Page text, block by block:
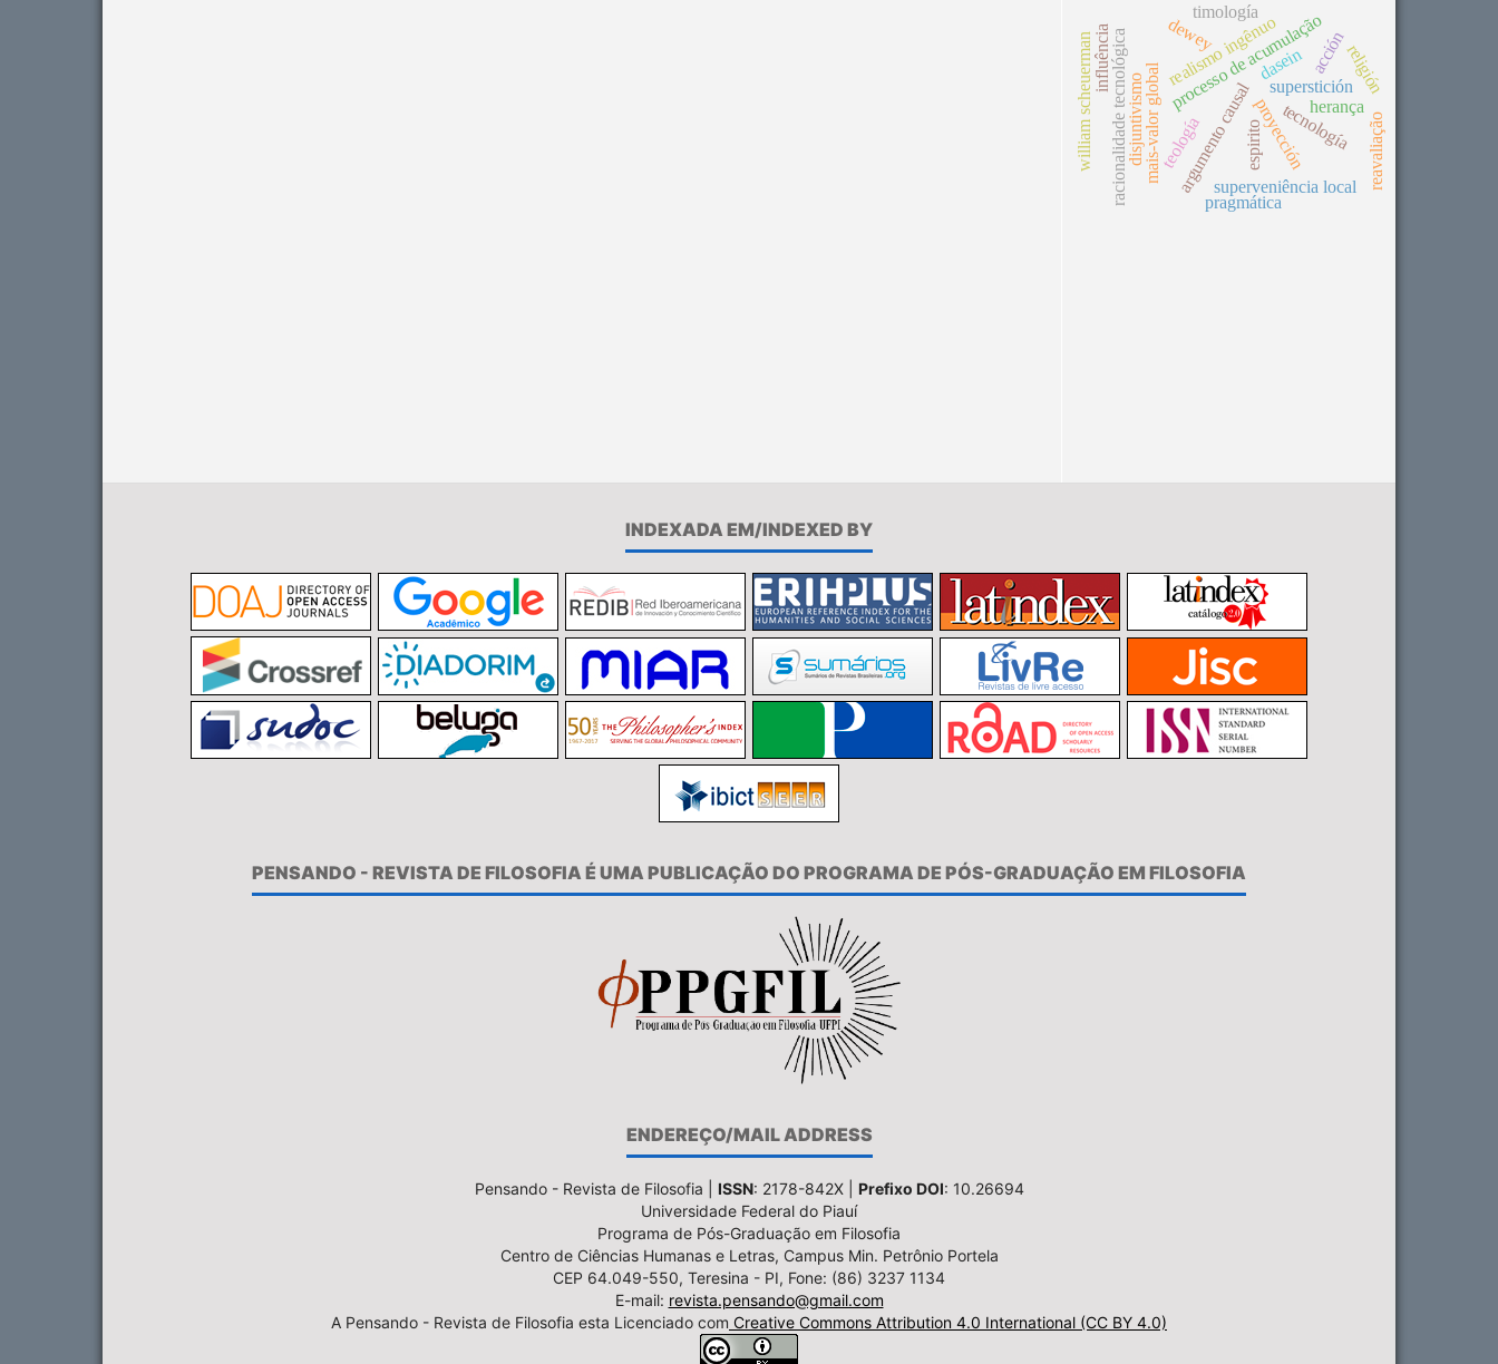
argumento causal superstición
proyección
processo de acumulação
mais-valor global
superveniência local
disjuntivismo
religión
realismo ingênuo
racionalidade tecnológica tecnología
dewey
teología espirito
influência
william scheuerman dasein
herança
reavaliação
pragmática
timología
acción
INDEXADA EM/INDEXED BY
PENSANDO - REVISTA DE FILOSOFIA É UMA PUBLICAÇÃO DO PROGRAMA DE PÓS-GRADUAÇÃO EM FILOSOFIA
ENDEREÇO/MAIL ADDRESS
Pensando - Revista de Filosofia | ISSN: 2178-842X | Prefixo DOI: 10.26694
Universidade Federal do Piauí
Programa de Pós-Graduação em Filosofia
Centro de Ciências Humanas e Letras, Campus Min. Petrônio Portela
CEP 64.049-550, Teresina - PI, Fone: (86) 3237 1134
E-mail: revista.pensando@gmail.com
A Pensando - Revista de Filosofia esta Licenciado com Creative Commons Attribution 4.0 International (CC BY 4.0)